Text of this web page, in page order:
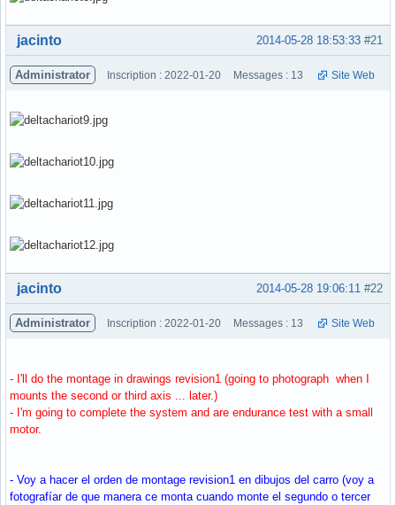
Hors ligne #21
2014-05-28 18:53:33
jacinto
Administrator Inscription : 2022-01-20 Messages : 13 Site Web
Hors ligne #22
2014-05-28 19:06:11
jacinto
Administrator Inscription : 2022-01-20 Messages : 13 Site Web
- I'll do the montage in drawings revision1 (going to photograph when I
mounts the second or third axis ... later.)
- I'm going to complete the system and are endurance test with a small
motor.
- Voy a hacer el orden de montage revision1 en dibujos del carro (voy a
fotografíar de que manera ce monta cuando monte el segundo o tercer